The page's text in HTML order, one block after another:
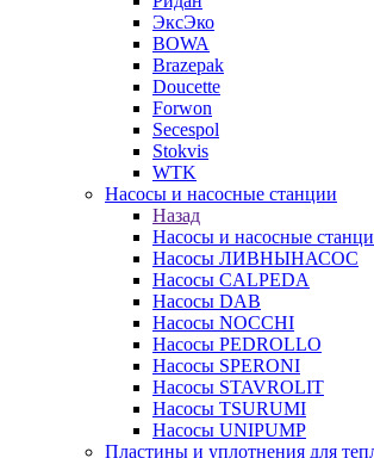
ЭксЭко
BOWA
Brazepak
Doucette
Forwon
Secespol
Stokvis
WTK
Насосы и насосные станции
Назад
Насосы и насосные
Насосы ЛИВНЫНАСОС
Насосы CALPEDA
Насосы DAB
Насосы NOCCHI
Насосы PEDROLLO
Насосы SPERONI
Насосы STAVROLIT
Насосы TSURUMI
Насосы UNIPUMP
Пластины и уплотнения для